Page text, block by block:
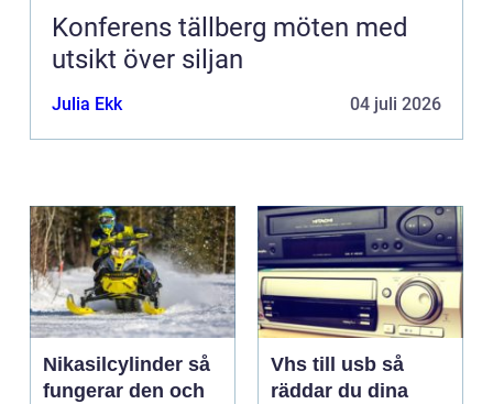
Konferens tällberg möten med
utsikt över siljan
Julia Ekk 04 juli 2026
Nikasilcylinder så
fungerar den och
Vhs till usb så
räddar du dina